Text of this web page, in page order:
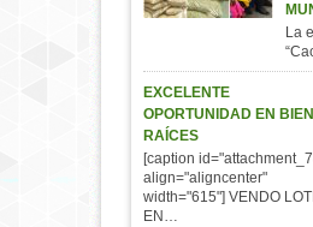
La
EXCELENTE
OPORTUNIDAD EN
RAÍCES
[caption
align="aligncenter"
width="615"] VENDO
EN…